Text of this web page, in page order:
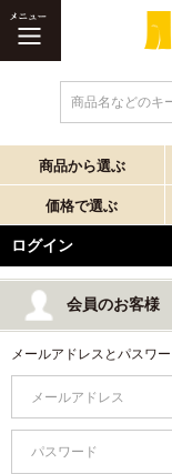
商品名などのキ
商品から選ぶ
価格で選ぶ
ログイン
会員のお客様
メールアドレスとパスワ